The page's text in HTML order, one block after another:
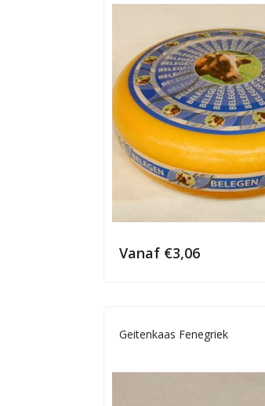
Vanaf €3,06
Geitenkaas Fenegriek